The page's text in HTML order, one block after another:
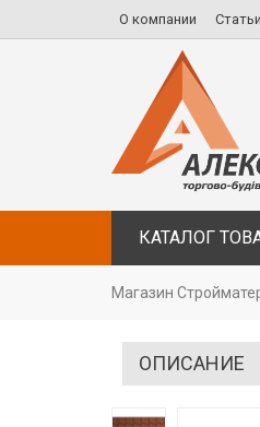
О компании Статьи
КАТАЛОГ
Магазин
ОПИСАНИЕ